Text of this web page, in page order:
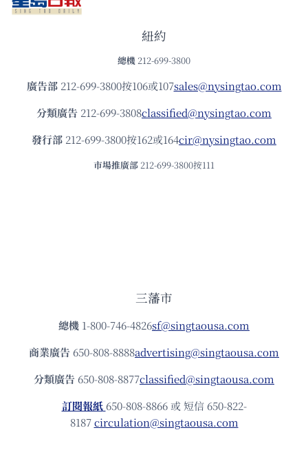
紐約
總機 212-699-3800
廣告部212-699-3800按106或107sales@nysingtao.com
分類廣告 212-699-3808classified@nysingtao.com
發⾏部 212-699-3800按162或164cir@nysingtao.com
市場推廣部 212-699-3800按111
三藩市
總機 1-800-746-4826sf@singtaousa.com
商業廣告 650-808-8888advertising@singtaousa.com
分類廣告 650-808-8877classified@singtaousa.com
訂閱報紙 650-808-8866 或 短信 650-822-
8187circulation@singtaousa.com